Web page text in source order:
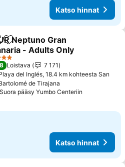
Katso hinnat
Lisää suosikkeihin
Neptuno Gran
- Adults Only
Loistava
7 171
del Inglés, 18.4 km kohteesta San
de Tirajana
Suora pääsy Yumbo Centeriin
Katso hinnat